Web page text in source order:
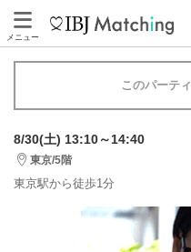
メニュー
このパーテ
8/30(土) 13:10～14:40
東京/5階
東京駅から徒歩1分